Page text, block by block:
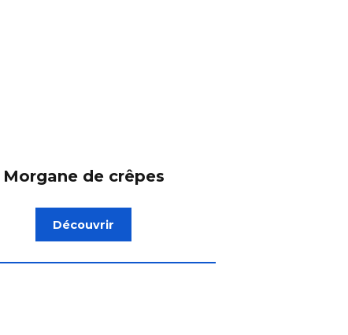
Morgane de crêpes
Découvrir